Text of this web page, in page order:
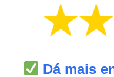
Dá mais